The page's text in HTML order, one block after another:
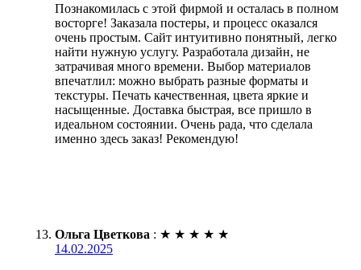
Познакомилась с этой фирмой и осталась в полном
восторге! Заказала постеры, и процесс оказался
очень простым. Сайт интуитивно понятный, легко
найти нужную услугу. Разработала дизайн, не
затрачивая много времени. Выбор материалов
впечатлил: можно выбрать разные форматы и
текстуры. Печать качественная, цвета яркие и
насыщенные. Доставка быстрая, все пришло в
идеальном состоянии. Очень рада, что сделала
именно здесь заказ! Рекомендую!
Ольга Цветкова : ★ ★ ★ ★ ★
14.02.2025